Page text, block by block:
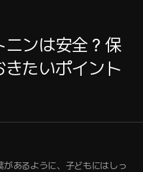
ンは安全？保
たいポイント
があるように、子どもにはしっ